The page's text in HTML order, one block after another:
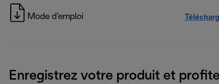
Mode d’emploi
Enregistrez votre produit et